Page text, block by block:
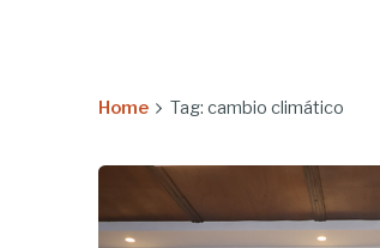
Home Tag: cambio climático